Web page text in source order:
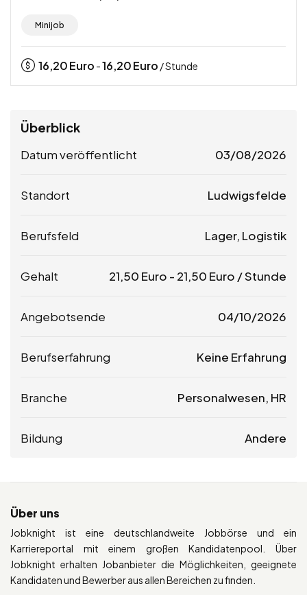
Minijob
16,20Euro -16,20Euro / Stunde
Überblick
Datum veröffentlicht 03/08/2026
Standort Ludwigsfelde
Berufsfeld Lager, Logistik
Gehalt 21,50 Euro - 21,50 Euro / Stunde
Angebotsende 04/10/2026
Berufserfahrung Keine Erfahrung
Branche Personalwesen, HR
Bildung Andere
Über uns
Jobknight ist eine deutschlandweite Jobbörse und ein
Karriereportal mit einem großen Kandidatenpool. Über
Jobknight erhalten Jobanbieter die Möglichkeiten, geeignete
Kandidaten und Bewerber aus allen Bereichen zu finden.